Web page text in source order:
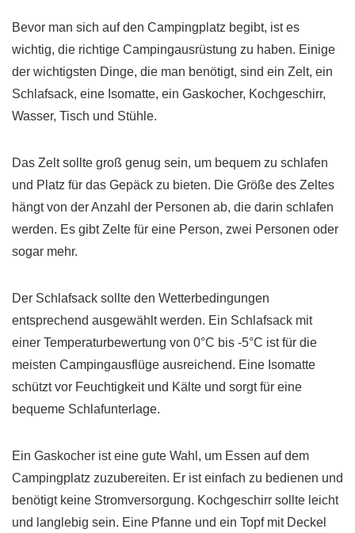
Bevor man sich auf den Campingplatz begibt, ist es
wichtig, die richtige Campingausrüstung zu haben. Einige
der wichtigsten Dinge, die man benötigt, sind ein Zelt, ein
Schlafsack, eine Isomatte, ein Gaskocher, Kochgeschirr,
Wasser, Tisch und Stühle.
Das Zelt sollte groß genug sein, um bequem zu schlafen
und Platz für das Gepäck zu bieten. Die Größe des Zeltes
hängt von der Anzahl der Personen ab, die darin schlafen
werden. Es gibt Zelte für eine Person, zwei Personen oder
sogar mehr.
Der Schlafsack sollte den Wetterbedingungen
entsprechend ausgewählt werden. Ein Schlafsack mit
einer Temperaturbewertung von 0°C bis -5°C ist für die
meisten Campingausflüge ausreichend. Eine Isomatte
schützt vor Feuchtigkeit und Kälte und sorgt für eine
bequeme Schlafunterlage.
Ein Gaskocher ist eine gute Wahl, um Essen auf dem
Campingplatz zuzubereiten. Er ist einfach zu bedienen und
benötigt keine Stromversorgung. Kochgeschirr sollte leicht
und langlebig sein. Eine Pfanne und ein Topf mit Deckel